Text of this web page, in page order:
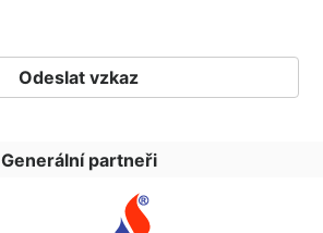
Generální partneři